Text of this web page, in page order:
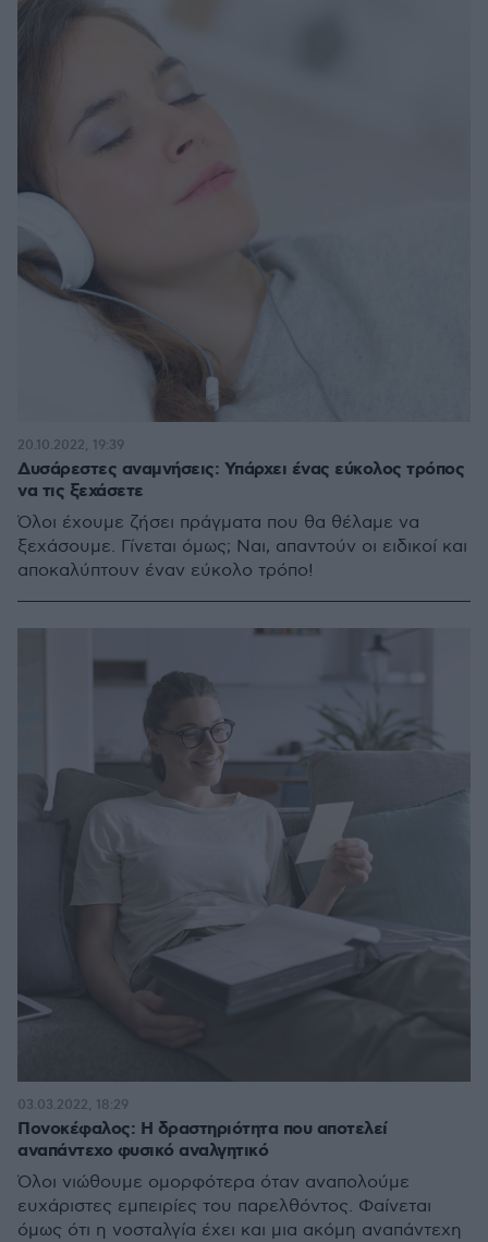
Δυσάρεστες αναμνήσεις: Υπάρχει ένας εύκολος τρόπος
να τις ξεχάσετε
Όλοι έχουμε ζήσει πράγματα που θα θέλαμε να
ξεχάσουμε. Γίνεται όμως; Ναι, απαντούν οι ειδικοί και
αποκαλύπτουν έναν εύκολο τρόπο!
20.10.2022, 19:39
Πονοκέφαλος: Η δραστηριότητα που αποτελεί
αναπάντεχο φυσικό αναλγητικό
Όλοι νιώθουμε ομορφότερα όταν αναπολούμε
ευχάριστες εμπειρίες του παρελθόντος. Φαίνεται
όμως ότι η νοσταλγία έχει και μια ακόμη αναπάντεχη
03.03.2022, 18:29